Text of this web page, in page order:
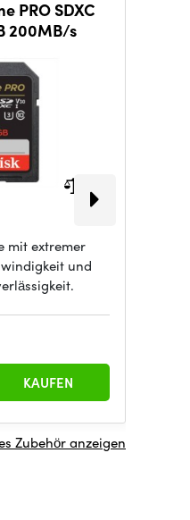
PRO SDXC
200MB/s
mit extremer
und
KAUFEN
Zubehör anzeigen